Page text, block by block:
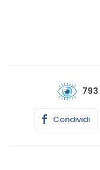
793
Condividi